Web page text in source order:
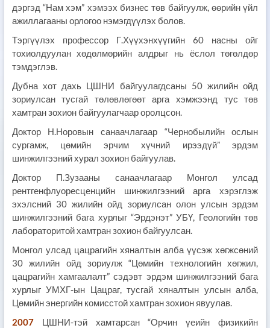
дэргэд “Нам хэм” хэмээх бизнес төв байгуулж, өөрийн үйл
ажиллагааны орлогоо нэмэгдүүлэх болов.
Тэргүүлэх профессор Г.Хүүхэнхүүгийн 60 насны ойг
тохиолдуулан хөдөлмөрийн алдрыг нь ёслол төгөлдөр
тэмдэглэв.
Дубна хот дахь ЦШНИ байгуулагдсаны 50 жилийн ойд
зориулсан тусгай төлөвлөгөөт арга хэмжээнд тус төв
хамтран зохион байгуулагчаар оролцсон.
Доктор Н.Норовын санаачлагаар “Чернобылийн ослын
сургамж, цөмийн эрчим хүчний ирээдүй” эрдэм
шинжилгээний хурал зохион байгуулав.
Доктор П.Зузааны санаачлагаар Монгол улсад
рентгенфлуоресценцийн шинжилгээний арга хэрэглэж
эхэлсний 30 жилийн ойд зориулсан олон улсын эрдэм
шинжилгээний бага хурлыг “Эрдэнэт” УБҮ, Геологийн төв
лабораторитой хамтран зохион байгуулсан.
Монгол улсад цацрагийн хяналтын алба үүсэж хөгжсөний
30 жилийн ойд зориулж “Цөмийн технологийн хөгжил,
цацрагийн хамгаалалт” сэдэвт эрдэм шинжилгээний бага
хурлыг УМХГ-ын Цацраг, тусгай хяналтын улсын алба,
Цөмийн энергийн комисстой хамтран зохион явуулав.
2007ЦШНИ-тэй хамтарсан “Орчин үеийн физикийн